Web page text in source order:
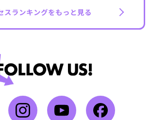
スランキングをもっと見る